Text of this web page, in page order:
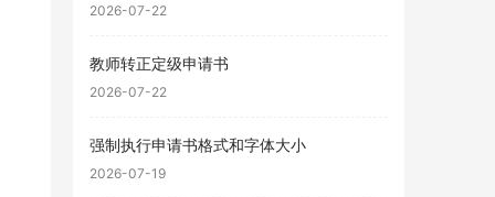
2026-07-22
教师转正定级申请书
2026-07-22
强制执行申请书格式和字体大小
2026-07-19